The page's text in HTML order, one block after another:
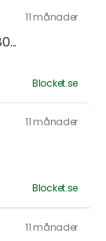
11 månader
Blocket.se
11 månader
Blocket.se
11 månader